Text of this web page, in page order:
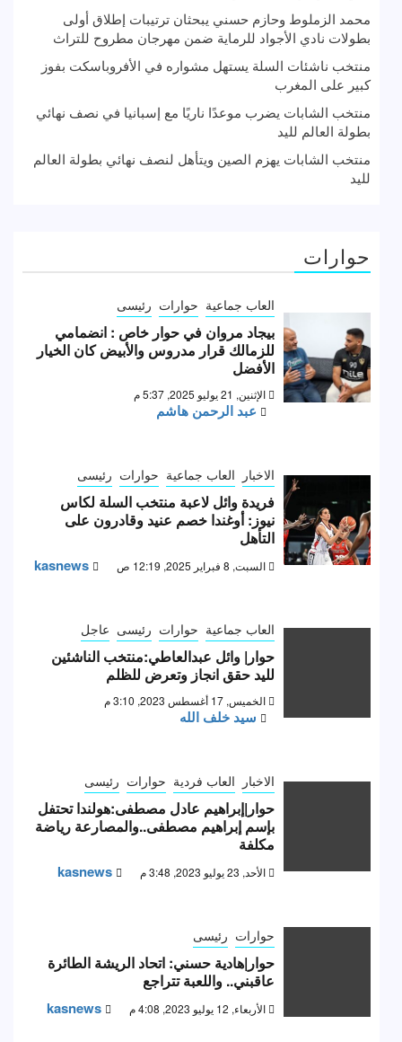
محمد الزملوط وحازم حسني يبحثان ترتيبات إطلاق أولى
بطولات نادي الأجواد للرماية ضمن مهرجان مطروح للتراث
منتخب ناشئات السلة يستهل مشواره في الأفروباسكت بفوز
كبير على المغرب
منتخب الشابات يضرب موعدًا ناريًا مع إسبانيا في نصف نهائي
بطولة العالم لليد
منتخب الشابات يهزم الصين ويتأهل لنصف نهائي بطولة العالم
لليد
حوارات
العاب جماعية حوارات رئيسى
بيجاد مروان في حوار خاص : انضمامي
للزمالك قرار مدروس والأبيض كان الخيار
الأفضل
الإثنين, 21 يوليو 2025, 5:37 م
عبد الرحمن هاشم
الاخبار العاب جماعية حوارات رئيسى
فريدة وائل لاعبة منتخب السلة لكاس
نيوز: أوغندا خصم عنيد وقادرون على
التأهل
السبت, 8 فبراير 2025, 12:19 ص kasnews
العاب جماعية حوارات رئيسى عاجل
حوار| وائل عبدالعاطي:منتخب الناشئين
لليد حقق انجاز وتعرض للظلم
الخميس, 17 أغسطس 2023, 3:10 م
سيد خلف الله
الاخبار العاب فردية حوارات رئيسى
حوار|إبراهيم عادل مصطفى:هولندا تحتفل
بإسم إبراهيم مصطفى..والمصارعة رياضة
مكلفة
الأحد, 23 يوليو 2023, 3:48 م kasnews
حوارات رئيسى
حوار|هادية حسني: اتحاد الريشة الطائرة
عاقبني.. واللعبة تتراجع
الأربعاء, 12 يوليو 2023, 4:08 م kasnews